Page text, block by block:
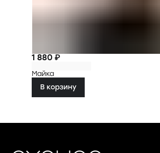
1 880 ₽
Майка
В корзину